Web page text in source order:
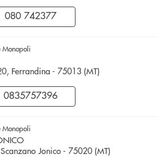
080 742377
Monopoli
Ferrandina - 75013 (MT)
0835757396
Monopoli
Jonico - 75020 (MT)